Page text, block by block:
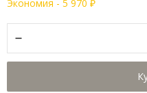
Экономия - 5 970 ₽